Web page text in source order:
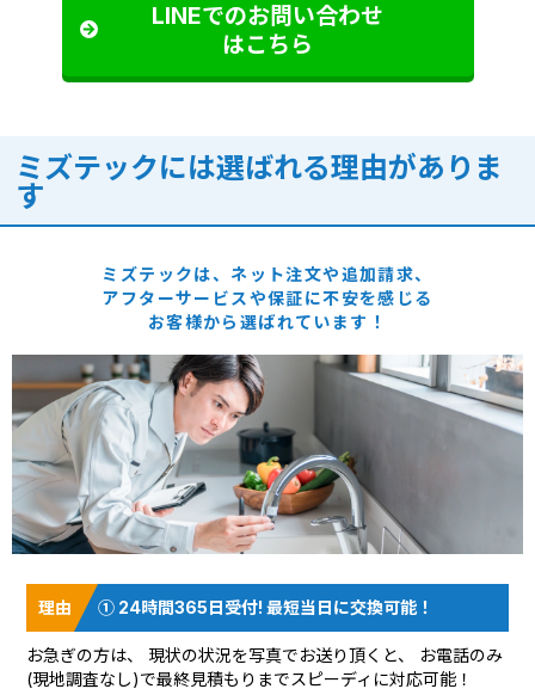
LINEでのお問い合わせ
はこちら
ミズテックには選ばれる理由がありま
す
ミズテックは、ネット注文や追加請求、
アフターサービスや保証に不安を感じる
お客様から選ばれています！
① 24時間365日受付! 最短当日に交換可能！
お急ぎの方は、 現状の状況を写真でお送り頂く と、 お電話のみ
(現地調査なし)で最終見積もりまでスピーディに対応可能！